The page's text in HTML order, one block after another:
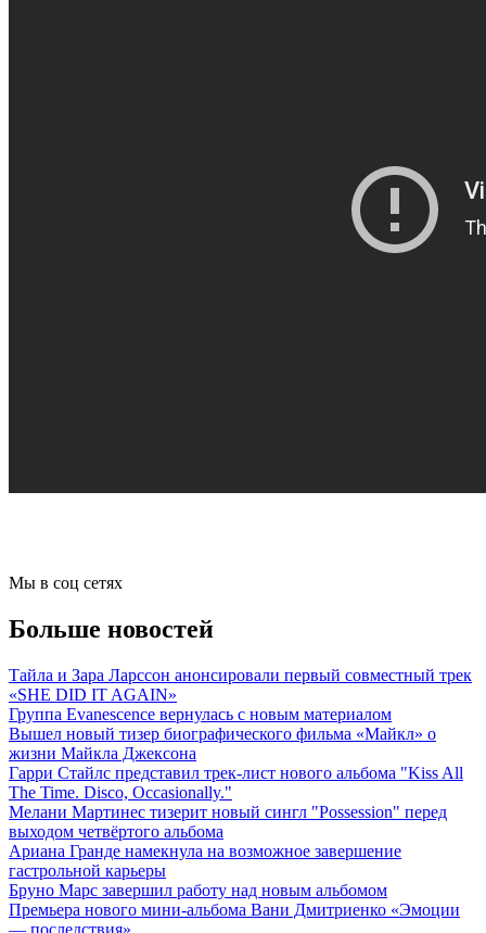
Мы в соц сетях
Больше новостей
Тайла и Зара Ларссон анонсировали первый совместный трек
«SHE DID IT AGAIN»
Группа Evanescence вернулась с новым материалом
Вышел новый тизер биографического фильма «Майкл» о
жизни Майкла Джексона
Гарри Стайлс представил трек-лист нового альбома "Kiss All
The Time. Disco, Occasionally."
Мелани Мартинес тизерит новый сингл "Possession" перед
выходом четвёртого альбома
Ариана Гранде намекнула на возможное завершение
гастрольной карьеры
Бруно Марс завершил работу над новым альбомом
Премьера нового мини-альбома Вани Дмитриенко «Эмоции
— последствия»